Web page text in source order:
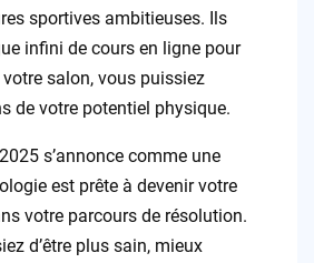
sportives ambitieuses. Ils
infini de cours en ligne pour
salon, vous puissiez
de votre potentiel physique.
s’annonce comme une
est prête à devenir votre
votre parcours de résolution.
d’être plus sain, mieux